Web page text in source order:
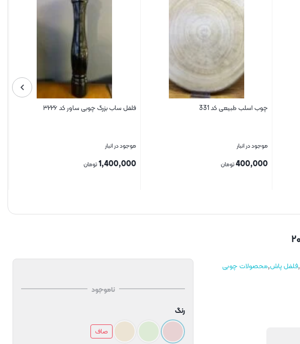
چوب اسلب طبیعی کد 331
موجود در انبار
400,000تومان
فلفل ساب بزرگ چوبی ساور کد ۳۲۲۶
موجود در انبار
1,400,000تومان
,فلفل پاش,محصولات چوبی
ناموجود
رنگ
صاف